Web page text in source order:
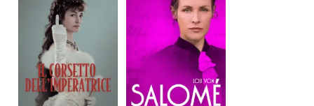
dell’imperatrice